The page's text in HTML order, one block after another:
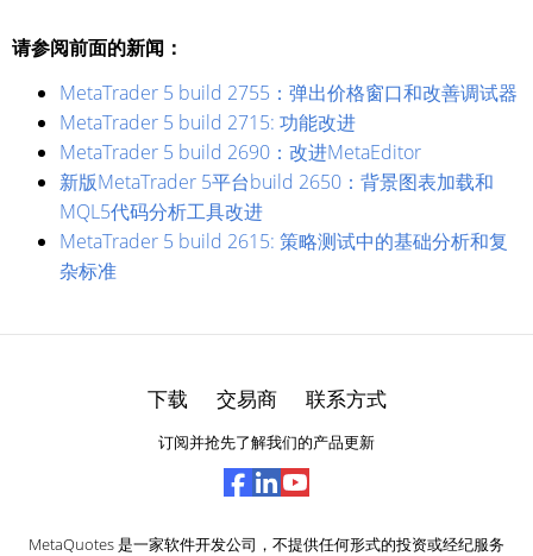
请参阅前面的新闻：
MetaTrader 5 build 2755：弹出价格窗口和改善调试器
MetaTrader 5 build 2715: 功能改进
MetaTrader 5 build 2690：改进MetaEditor
新版MetaTrader 5平台build 2650：背景图表加载和
MQL5代码分析工具改进
MetaTrader 5 build 2615: 策略测试中的基础分析和复
杂标准
下载 交易商 联系方式
订阅并抢先了解我们的产品更新
MetaQuotes 是一家软件开发公司，不提供任何形式的投资或经纪服务